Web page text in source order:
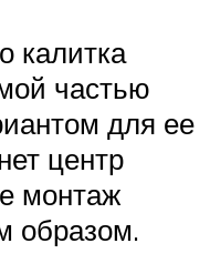
калитка
частью
для ее
центр
монтаж
образом.